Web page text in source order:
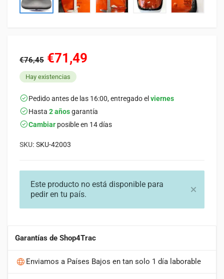
€76,45 €71,49
Hay existencias
Pedido antes de las 16:00, entregado elviernes
Hasta 2 añosgarantía
Cambiar posible en 14 días
SKU: SKU-42003
Este producto no está disponible para
pedir en tu país.
Garantías de Shop4Trac
Enviamos a Países Bajos en tan solo 1 día laborable